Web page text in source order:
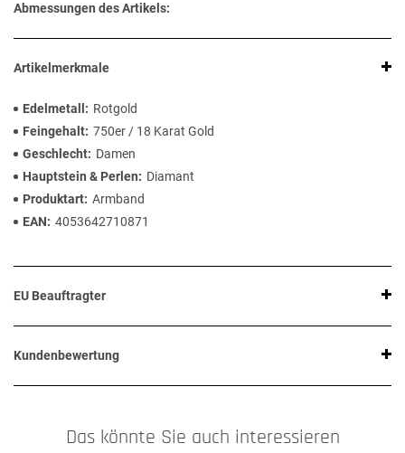
Abmessungen des Artikels:
Artikelmerkmale
Edelmetall
Rotgold
Feingehalt 750er / 18 Karat Gold
Geschlecht
Damen
Hauptstein & Perlen
Diamant
Produktart Armband
EAN
4053642710871
EU Beauftragter
Kundenbewertung
Das könnte Sie auch interessieren